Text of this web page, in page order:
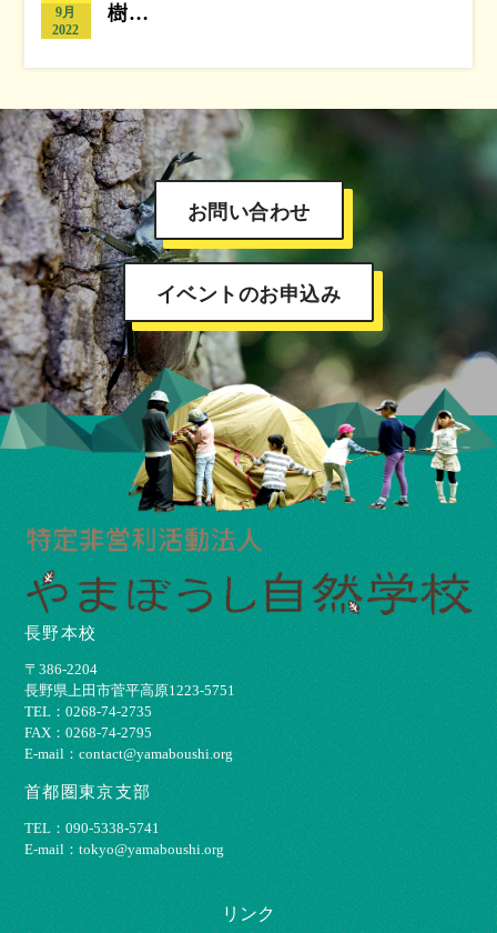
9月
2022
樹…
お問い合わせ
イベントのお申込み
長野本校
〒386-2204
⻑野県上⽥市菅平⾼原1223-5751
TEL：0268-74-2735
FAX：0268-74-2795
E-mail：contact@yamaboushi.org
首都圏東京支部
TEL：090-5338-5741
E-mail：tokyo@yamaboushi.org
リンク